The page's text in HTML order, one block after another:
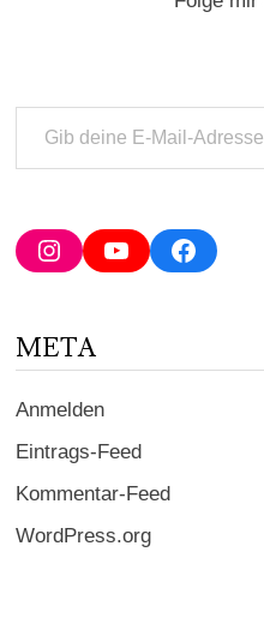
deine
Adresse
ein ...
InstagramYouTube
META
Anmelden
Eintrags-Feed
Kommentar-Feed
WordPress.org